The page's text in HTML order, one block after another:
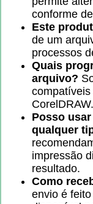
conforme
Este
de um
processos
Quais
arquivo?
CorelDRAW.
Posso
qualquer
impressão
resultado.
Como
envio é